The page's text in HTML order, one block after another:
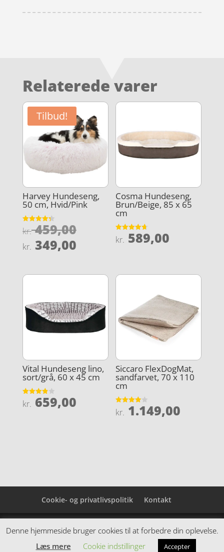
Relaterede varer
Tilbud!
Harvey Hundeseng,
50 cm, Hvid/Pink
Vurderet
4.3
kr.459,00Den
oprindelige
kr. 459,00.
kr. 349,00Den
pris
Cosma Hundeseng,
Brun/Beige, 85 x 65
cm
Vurderet
4.7
kr. 589,00
Vital Hundeseng lino,
sort/grå, 60 x 45 cm
Vurderet
3.9
kr. 659,00
Siccaro FlexDogMat,
sandfarvet, 70 x 110
cm
Vurderet
4
kr. 1.149,00
Cookie- og privatlivspolitik Kontakt
Denne hjemmeside samler et bredt udvalg af
spændende varer. Siden er et affiiliatesite, og nogle
links kan være affiliatelinks.
Denne hjemmeside bruger cookies til at forbedre din oplevelse.
Læs mere
Cookie indstillinger Accepter